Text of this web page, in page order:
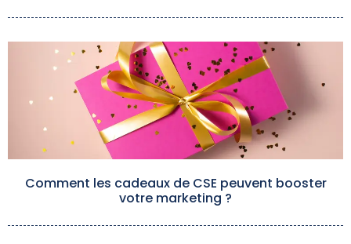
Comment les cadeaux de CSE peuvent booster
votre marketing ?